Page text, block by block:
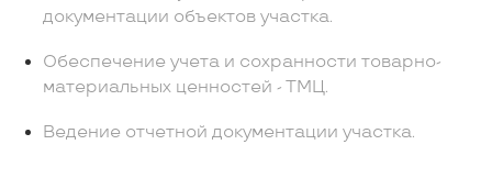
документации объектов участка.
Обеспечение учета и сохранности товарно-
материальных ценностей - ТМЦ.
Ведение отчетной документации участка.